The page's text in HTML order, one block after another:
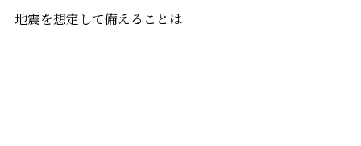
地震を想定して備えることは